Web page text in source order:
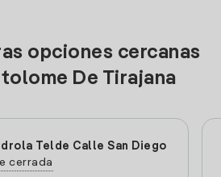
opciones cercanas
De Tirajana
Telde Calle San Diego
cerrada